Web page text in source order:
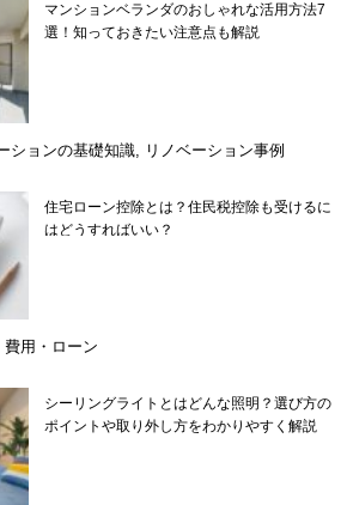
マンションベランダのおしゃれな活用方法7
選！知っておきたい注意点も解説
ションの基礎知識, リノベーション事例
住宅ローン控除とは？住民税控除も受けるに
はどうすればいい？
費用・ローン
シーリングライトとはどんな照明？選び方の
ポイントや取り外し方をわかりやすく解説